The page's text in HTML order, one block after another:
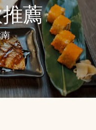
薦